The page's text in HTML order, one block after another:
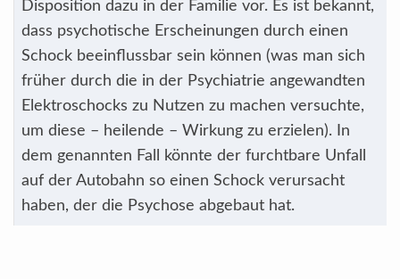
Disposition dazu in der Familie vor. Es ist bekannt,
dass psychotische Erscheinungen durch einen
Schock beeinflussbar sein können (was man sich
früher durch die in der Psychiatrie angewandten
Elektroschocks zu Nutzen zu machen versuchte,
um diese – heilende – Wirkung zu erzielen). In
dem genannten Fall könnte der furchtbare Unfall
auf der Autobahn so einen Schock verursacht
haben, der die Psychose abgebaut hat.